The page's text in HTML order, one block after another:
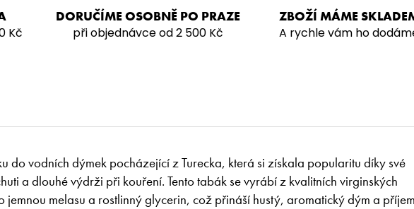
Kč
DORUČÍME OSOBNĚ PO PRAZE
při objednávce od 2 500 Kč
ZBOŽÍ MÁME
A rychle vám ho
do vodních dýmek pocházející z Turecka, která si získala popularitu díky své
a dlouhé výdrži při kouření. Tento tabák se vyrábí z kvalitních virginských
jemnou melasu a rostlinný glycerin, což přináší hustý, aromatický dým a